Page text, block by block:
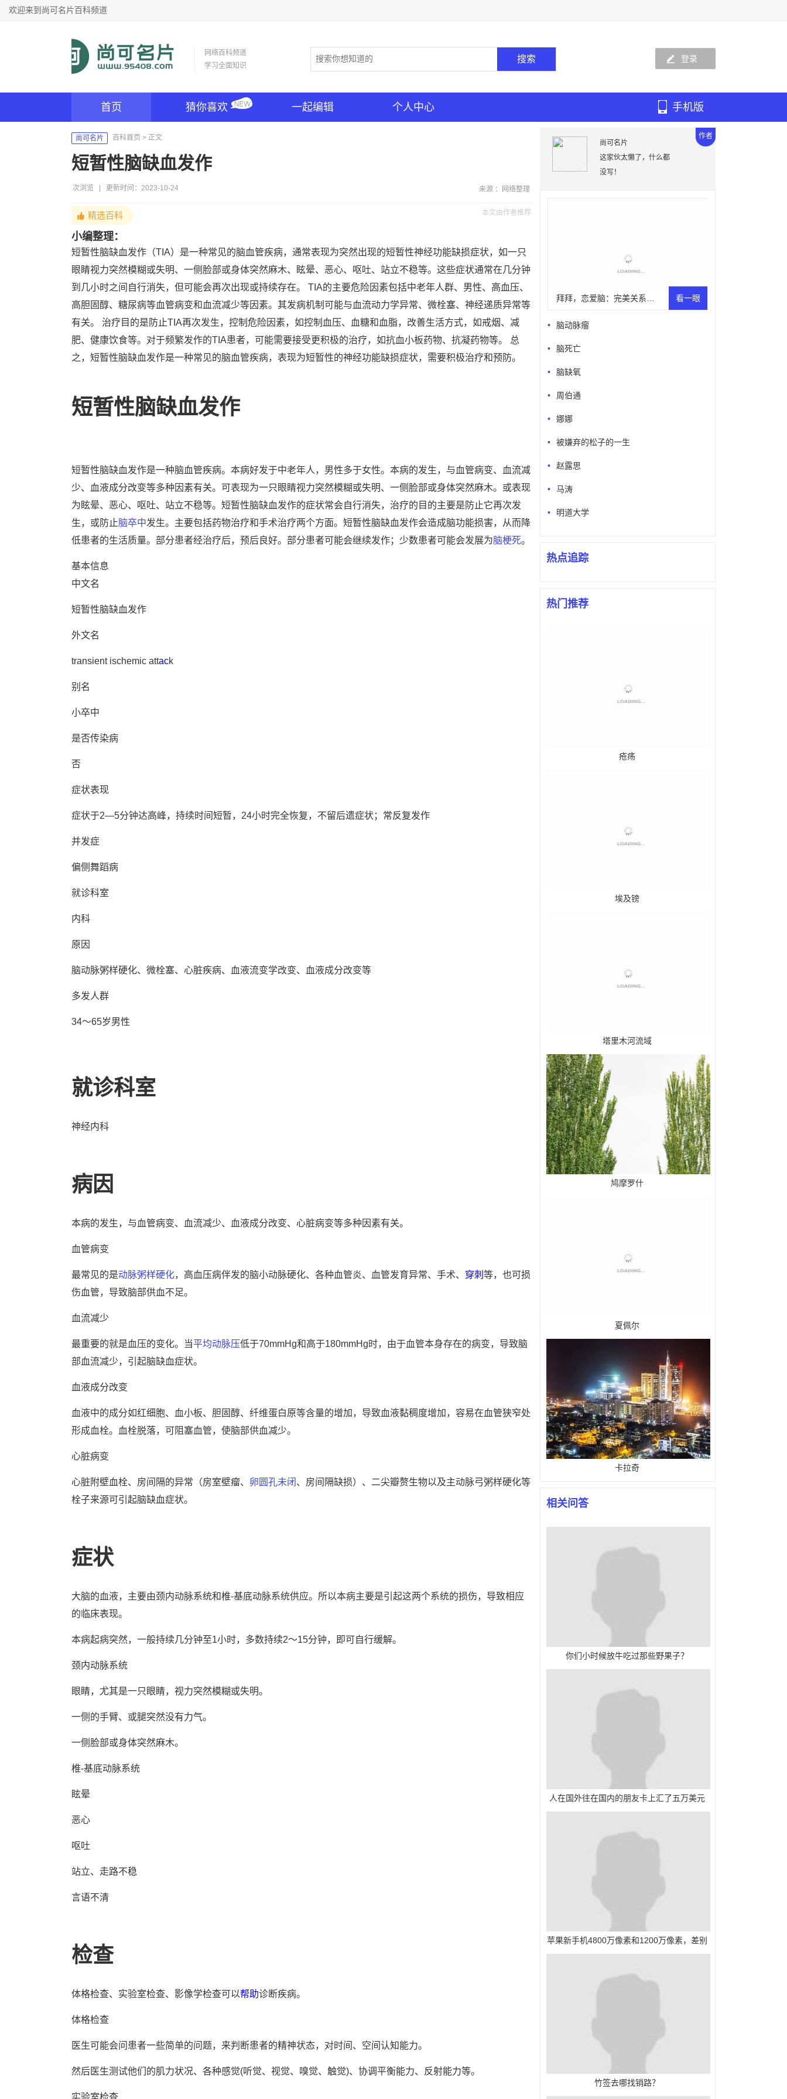
欢迎来到尚可名片百科频道
网络百科频道
学习全面知识
登录
首页 猜你喜欢 一起编辑 个人中心 手机版
尚可名片 百科首页 > 正文
短暂性脑缺血发作
次浏览 更新时间：2023-10-24 来源 ：网络整理
精选百科 本文由作者推荐
小编整理：
短暂性脑缺血发作（TIA）是一种常见的脑血管疾病，通常表现为突然出现的短暂性神经功能缺损症状，如一只
眼睛视力突然模糊或失明、一侧脸部或身体突然麻木、眩晕、恶心、呕吐、站立不稳等。这些症状通常在几分钟
到几小时之间自行消失，但可能会再次出现或持续存在。 TIA的主要危险因素包括中老年人群、男性、高血压、
高胆固醇、糖尿病等血管病变和血流减少等因素。其发病机制可能与血流动力学异常、微栓塞、神经递质异常等
有关。 治疗目的是防止TIA再次发生，控制危险因素，如控制血压、血糖和血脂，改善生活方式，如戒烟、减
肥、健康饮食等。对于频繁发作的TIA患者，可能需要接受更积极的治疗，如抗血小板药物、抗凝药物等。 总
之，短暂性脑缺血发作是一种常见的脑血管疾病，表现为短暂性的神经功能缺损症状，需要积极治疗和预防。
短暂性脑缺血发作
短暂性脑缺血发作是一种脑血管疾病。本病好发于中老年人，男性多于女性。本病的发生，与血管病变、血流减
少、血液成分改变等多种因素有关。可表现为一只眼睛视力突然模糊或失明、一侧脸部或身体突然麻木。或表现
为眩晕、恶心、呕吐、站立不稳等。短暂性脑缺血发作的症状常会自行消失，治疗的目的主要是防止它再次发
生，或防止脑卒中发生。主要包括药物治疗和手术治疗两个方面。短暂性脑缺血发作会造成脑功能损害，从而降
低患者的生活质量。部分患者经治疗后，预后良好。部分患者可能会继续发作；少数患者可能会发展为脑梗死。
基本信息
中文名
短暂性脑缺血发作
外文名
transient ischemic attack
别名
小卒中
是否传染病
否
症状表现
症状于2—5分钟达高峰，持续时间短暂，24小时完全恢复，不留后遗症状；常反复发作
并发症
偏侧舞蹈病
就诊科室
内科
原因
脑动脉粥样硬化、微栓塞、心脏疾病、血液流变学改变、血液成分改变等
多发人群
34～65岁男性
就诊科室
神经内科
病因
本病的发生，与血管病变、血流减少、血液成分改变、心脏病变等多种因素有关。
血管病变
最常见的是动脉粥样硬化，高血压病伴发的脑小动脉硬化、各种血管炎、血管发育异常、手术、 穿刺 等，也可损
伤血管，导致脑部供血不足。
血流减少
最重要的就是血压的变化。当平均动脉压低于70mmHg和高于180mmHg时，由于血管本身存在的病变，导致脑
部血流减少，引起脑缺血症状。
血液成分改变
血液中的成分如红细胞、血小板、胆固醇、纤维蛋白原等含量的增加，导致血液黏稠度增加，容易在血管狭窄处
形成血栓。血栓脱落，可阻塞血管，使脑部供血减少。
心脏病变
心脏附壁血栓、房间隔的异常（房室壁瘤、 卵圆孔未闭 、房间隔缺损）、二尖瓣赘生物以及主动脉弓粥样硬化等
栓子来源可引起脑缺血症状。
症状
大脑的血液，主要由颈内动脉系统和椎-基底动脉系统供应。所以本病主要是引起这两个系统的损伤，导致相应
的临床表现。
本病起病突然，一般持续几分钟至1小时，多数持续2～15分钟，即可自行缓解。
颈内动脉系统
眼睛，尤其是一只眼睛，视力突然模糊或失明。
一侧的手臂、或腿突然没有力气。
一侧脸部或身体突然麻木。
椎-基底动脉系统
眩晕
恶心
呕吐
站立、走路不稳
言语不清
检查
体格检查、实验室检查、影像学检查可以帮助诊断疾病。
体格检查
医生可能会问患者一些简单的问题，来判断患者的精神状态，对时间、空间认知能力。
然后医生测试他们的肌力状况、各种感觉(听觉、视觉、嗅觉、触觉)、协调平衡能力、反射能力等。
实验室检查
尚可名片
这家伙太懒了，什么都
没写！
作者
看一眼
脑动脉瘤
脑死亡
脑缺氧
周伯通
娜娜
被嫌弃的松子的一生
赵露思
马涛
明道大学
热点追踪
热门推荐
疮疡
埃及镑
塔里木河流域
鸠摩罗什
夏佩尔
卡拉奇
相关问答
你们小时候放牛吃过那些野果子？
人在国外往在国内的朋友卡上汇了五万美元
但国内朋友取不出来咋办？
苹果新手机4800万像素和1200万像素，差别
大不大？
竹签去哪找销路？